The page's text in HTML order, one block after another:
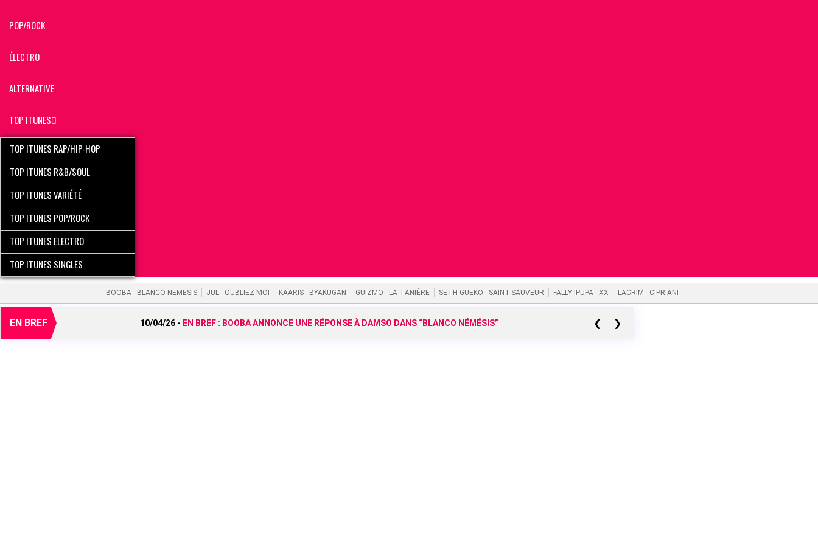
POP/ROCK
ÉLECTRO
ALTERNATIVE
TOP ITUNES
TOP ITUNES RAP/HIP-HOP
TOP ITUNES R&B/SOUL
TOP ITUNES VARIÉTÉ
TOP ITUNES POP/ROCK
TOP ITUNES ELECTRO
TOP ITUNES SINGLES
BOOBA - BLANCO NEMESIS JUL - OUBLIEZ MOI KAARIS - BYAKUGAN GUIZMO - LA TANIÈRE SETH GUEKO - SAINT-SAUVEUR FALLY IPUPA - XX LACRIM - CIPRIANI
EN BREF 10/04/26 - EN BREF : BOOBA ANNONCE UNE RÉPONSE À DAMSO DANS “BLANCO NÉMÉSIS” ❮ ❯